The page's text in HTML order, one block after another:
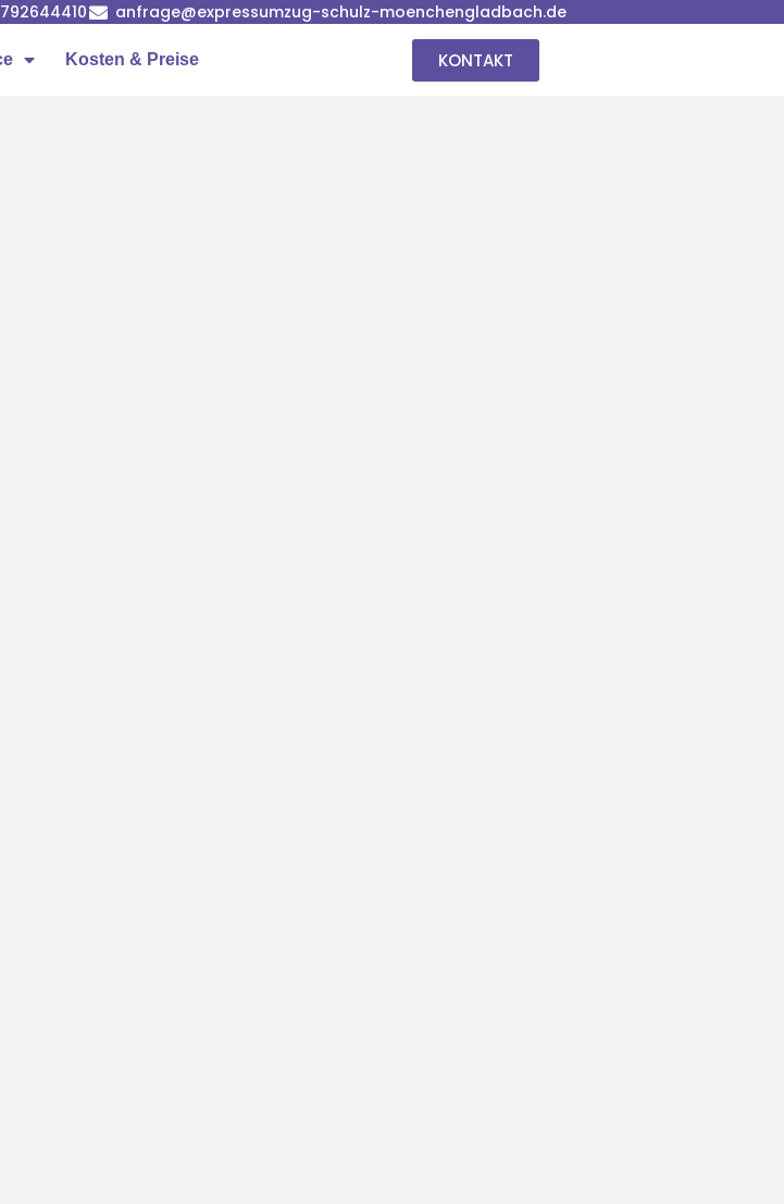
anfrage@expressumzug-schulz-moenchengladbach.de
Kosten & Preise KONTAKT